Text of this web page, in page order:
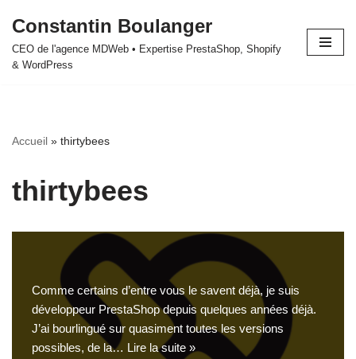
Aller
au
Constantin Boulanger
CEO de l'agence MDWeb • Expertise PrestaShop, Shopify
& WordPress
Accueil » thirtybees
thirtybees
Comme certains d’entre vous le savent déjà, je suis
développeur PrestaShop depuis quelques années déjà.
J’ai bourlingué sur quasiment toutes les versions
possibles, de la… Lire la suite »